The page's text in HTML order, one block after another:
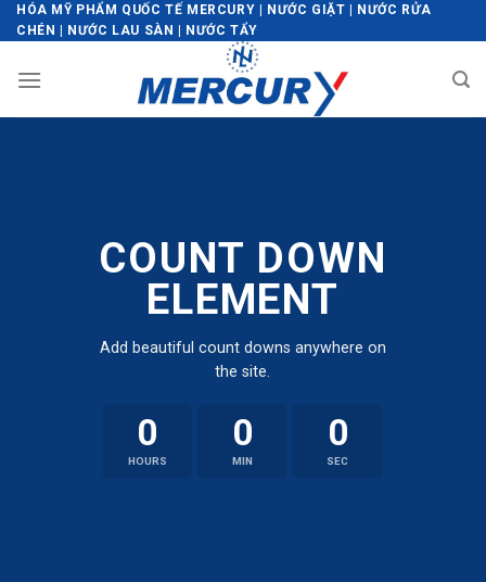
Skip
to
HÓA MỸ PHẨM QUỐC TẾ MERCURY | NƯỚC GIẶT | NƯỚC RỬA
CHÉN | NƯỚC LAU SÀN | NƯỚC TẨY
COUNT DOWN
ELEMENT
Add beautiful count downs anywhere on
the site.
0
HOURS
0
MIN
0
SEC